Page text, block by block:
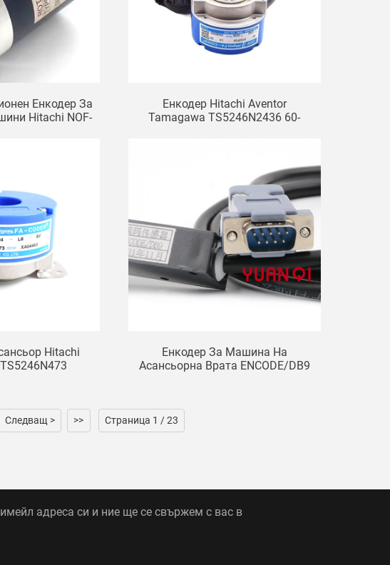
Енкодер За
Hitachi NOF-
Енкодер Hitachi Aventor
Tamagawa TS5246N2436 60-
Hitachi
Енкодер За Машина На
Асансьорна Врата ENCODE/DB9
Следващ > >> Страница 1 / 23
адреса си и ние ще се свържем с вас в